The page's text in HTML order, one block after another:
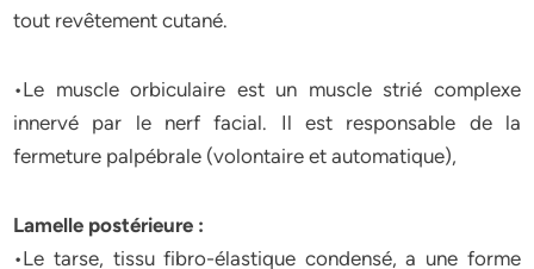
tout revêtement cutané.
•Le muscle orbiculaire est un muscle strié complexe
innervé par le nerf facial. Il est responsable de la
fermeture palpébrale (volontaire et automatique),
Lamelle postérieure :
•Le tarse, tissu fibro-élastique condensé, a une forme